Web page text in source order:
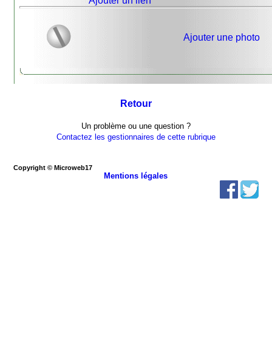
Ajouter une photo
Retour
Un problème ou une question ?
Contactez les gestionnaires de cette rubrique
Copyright © Microweb17
Mentions légales